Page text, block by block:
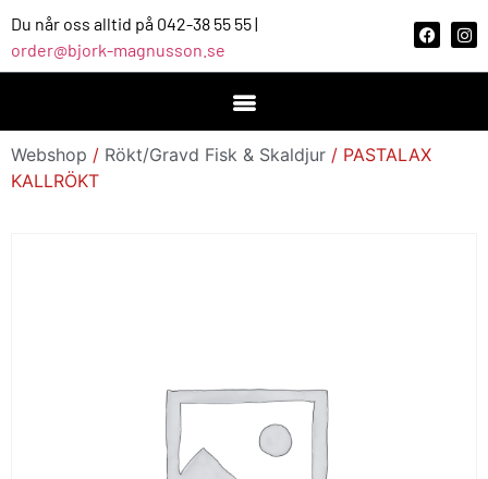
Du når oss alltid på 042-38 55 55 |
order@bjork-magnusson.se
Webshop / Rökt/Gravd Fisk & Skaldjur / PASTALAX
KALLRÖKT